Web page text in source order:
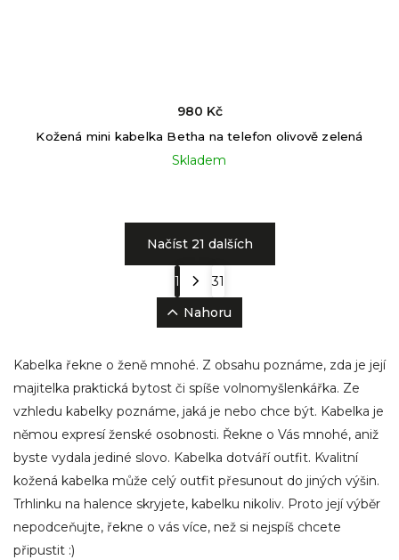
Kožená mini kabelka Betha na telefon olivově zelená
Skladem
980 Kč
Načíst 21 dalších
1
31
Nahoru
Kabelka řekne o ženě mnohé. Z obsahu poznáme, zda je její
majitelka praktická bytost či spíše volnomyšlenkářka. Ze
vzhledu kabelky poznáme, jaká je nebo chce být. Kabelka je
němou expresí ženské osobnosti. Řekne o Vás mnohé, aniž
byste vydala jediné slovo. Kabelka dotváří outfit. Kvalitní
kožená kabelka může celý outfit přesunout do jiných výšin.
Trhlinku na halence skryjete, kabelku nikoliv. Proto její výběr
nepodceňujte, řekne o vás více, než si nejspíš chcete
připustit :)